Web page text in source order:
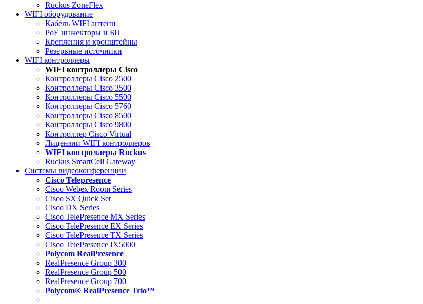
Ruckus ZoneFlex
WIFI оборудование
Кабель WIFI антенн
PoE инжекторы и БП
Крепления и кронштейны
Резервные источники
WIFI контроллеры
WIFI контроллеры Cisco
Контроллеры Cisco 2500
Контроллеры Cisco 3500
Контроллеры Cisco 5500
Контроллеры Cisco 5760
Контроллеры Cisco 8500
Контроллеры Cisco 9800
Контроллер Cisco Virtual
Лицензии WIFI контроллеров
WIFI контроллеры Ruckus
Ruckus SmartCell Gateway
Системы видеоконференции
Cisco Telepresence
Cisco Webex Room Series
Cisco SX Quick Set
Cisco DX Series
Cisco TelePresence MX Series
Cisco TelePresence EX Series
Cisco TelePresence TX Series
Cisco TelePresence IX5000
Polycom RealPresence
RealPresence Group 300
RealPresence Group 500
RealPresence Group 700
Polycom® RealPresence Trio™